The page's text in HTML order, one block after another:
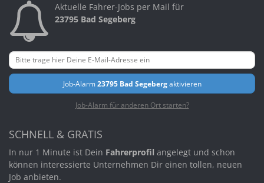
Aktuelle Fahrer-Jobs per Mail für
23795 Bad Segeberg
Job-Alarm23795 Bad Segebergaktivieren
Job-Alarm für anderen Ort starten?
SCHNELL & GRATIS
In nur 1 Minute ist Dein Fahrerprofil angelegt und schon
können interessierte Unternehmen Dir einen tollen, neuen
Job anbieten.